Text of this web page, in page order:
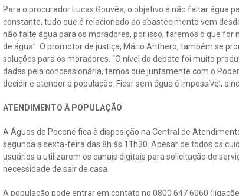
Para o procurador Lucas Gouvêa, o objetivo é não faltar água
constante, tudo que é relacionado ao abastecimento vem
não falte água para os moradores, por isso, faremos o que
de água”. O promotor de justiça, Mário Anthero, também se
soluções para os moradores. “O nível do debate foi muito
dadas pela concessionária, temos que juntamente com o
decidir e atender a população. Ficar sem água é impossível,
ATENDIMENTO À POPULAÇÃO
A Águas de Poconé fica à disposição na Central de
segunda a sexta-feira das 8h às 11h30. Apesar de todos os
usuários a utilizarem os canais digitais para solicitação de
necessidade de sair de casa.
A população pode entrar em contato no 0800 647 6060